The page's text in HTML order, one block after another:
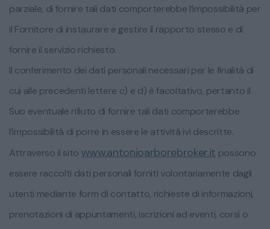
parziale, di fornire tali dati comporterebbe l’impossibilità per
il Fornitore di instaurare e gestire il rapporto stesso e di
fornire il servizio richiesto.
Il conferimento dei dati personali necessari per le finalità di
cui alle precedenti lettere c) e d) è facoltativo, pertanto il
Suo eventuale rifiuto di fornire tali dati comporterebbe
l’impossibilità di porre in essere le attività ivi descritte.
Attraverso il sito www.antonioarborebroker.it possono
essere raccolti dati personali forniti volontariamente dagli
utenti mediante form di contatto, richieste di informazioni,
prenotazioni di appuntamenti, iscrizioni ad eventi, corsi o